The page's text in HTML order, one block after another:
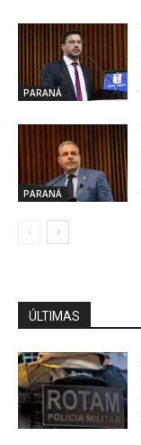
PARANÁ
PARANÁ
ÚLTIMAS